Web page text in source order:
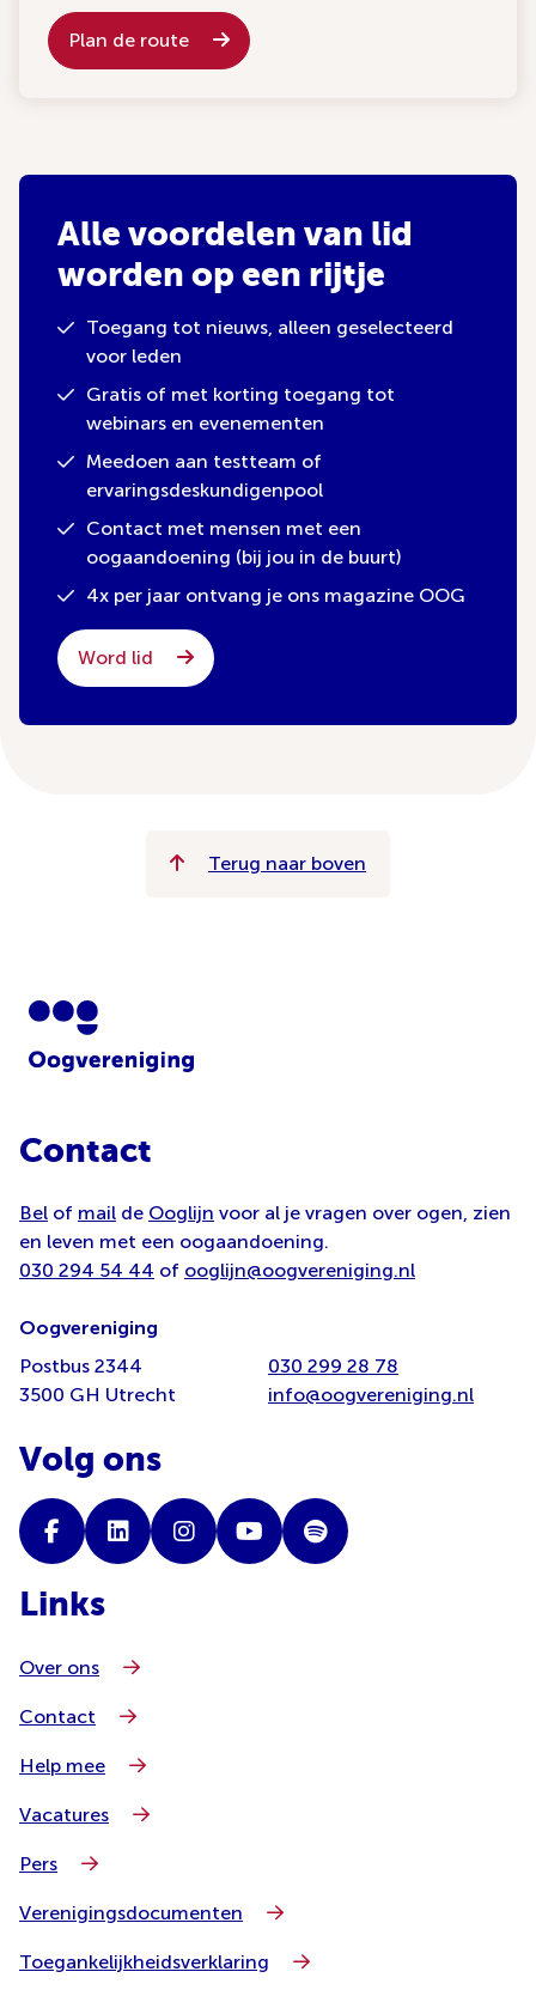
Plan de route
Alle voordelen van lid
worden op een rijtje
Toegang tot nieuws, alleen geselecteerd
voor leden
Gratis of met korting toegang tot
webinars en evenementen
Meedoen aan testteam of
ervaringsdeskundigenpool
Contact met mensen met een
oogaandoening (bij jou in de buurt)
4x per jaar ontvang je ons magazine OOG
Word lid
Terug naar boven
Contact
Bel of mail de Ooglijn voor al je vragen over ogen, zien
en leven met een oogaandoening.
030 294 54 44 of ooglijn@oogvereniging.nl
Oogvereniging
Postbus 2344
3500 GH Utrecht
030 299 28 78
info@oogvereniging.nl
Volg ons
Links
Over ons
Contact
Help mee
Vacatures
Pers
Verenigingsdocumenten
Toegankelijkheidsverklaring